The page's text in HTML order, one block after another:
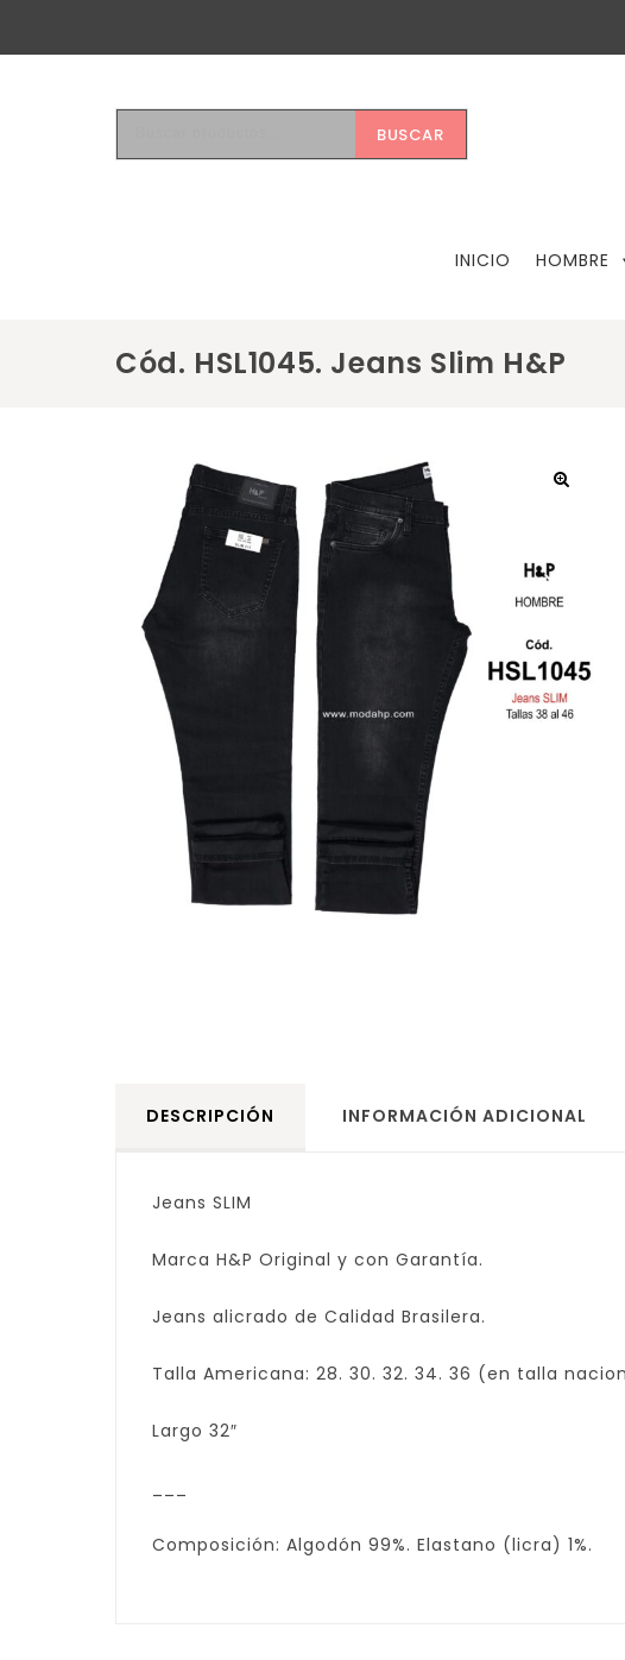
BUSCAR
INICIO HOMBRE
Cód. HSL1045. Jeans Slim H&P
DESCRIPCIÓN INFORMACIÓN ADICIONAL
Jeans SLIM
Marca H&P Original y con Garantía.
Jeans alicrado de Calidad Brasilera.
Talla Americana: 28. 30. 32. 34. 36 (en talla
Largo 32″
Composición: Algodón 99%. Elastano (licra) 1%.